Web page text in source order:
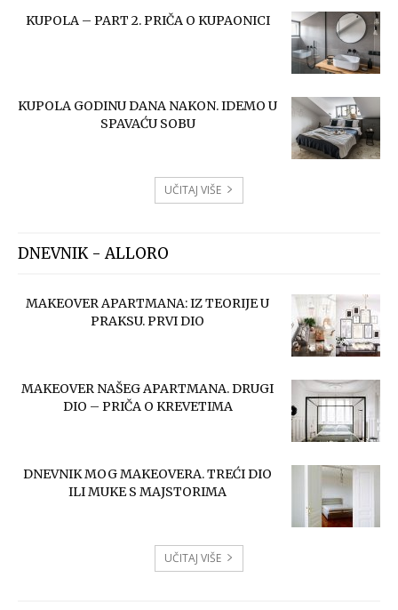
KUPOLA – PART 2. PRIČA O KUPAONICI
KUPOLA GODINU DANA NAKON. IDEMO U
SPAVAĆU SOBU
UČITAJ VIŠE
DNEVNIK - ALLORO
MAKEOVER APARTMANA: IZ TEORIJE U
PRAKSU. PRVI DIO
MAKEOVER NAŠEG APARTMANA. DRUGI
DIO – PRIČA O KREVETIMA
DNEVNIK MOG MAKEOVERA. TREĆI DIO
ILI MUKE S MAJSTORIMA
UČITAJ VIŠE